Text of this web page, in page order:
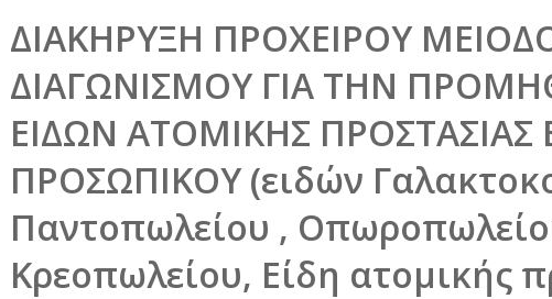
ΔΙΑΚΗΡΥΞΗ ΠΡΟΧΕΙΡΟΥ
ΔΙΑΓΩΝΙΣΜΟΥ ΓΙΑ ΤΗΝ
ΕΙΔΩΝ ΑΤΟΜΙΚΗΣ ΠΡΟΣΤΑΣΙΑΣ
ΠΡΟΣΩΠΙΚΟΥ (ειδών
Παντοπωλείου ,
Κρεοπωλείου, Είδη ατομικής